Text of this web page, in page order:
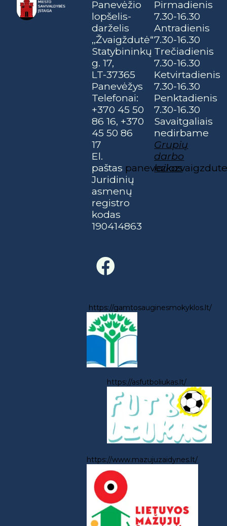
Panevėžio
lopšelis-
darželis
,,Žvaigždutė“
Statybininkų
g. 17,
LT-37365
Panevėžys
Telefonai:
+370 45 50
86 16, +370
45 50 86
17
El.
paštas
Juridinių
asmenų
registro
kodas
190414863
Pirmadienis
7.30-16.30
Antradienis
7.30-16.30
Trečiadienis
7.30-16.30
Ketvirtadienis
7.30-16.30
Penktadienis
7.30-16.30
Savaitgaliais
nedirbame
Grupių
darbo
laikas
https://gamtosauginesmokyklos.lt/
https://asfutboliukas.lt/
https://www.mazujuzaidynes.lt/